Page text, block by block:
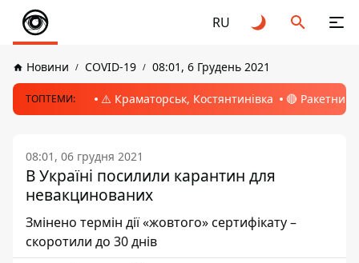
RU
Новини COVID-19 08:01, 6 Грудень 2021
ТОПТЕМИ: ⚠️ Краматорськ, Костянтинівка 🔴 Ракетний
08:01, 06 грудня 2021
В Україні посилили карантин для
невакцинованих
Змінено термін дії «жовтого» сертифікату –
скоротили до 30 днів